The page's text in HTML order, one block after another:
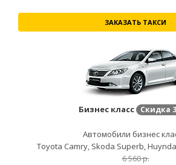
ЗАКАЗАТЬ ТАКСИ
Бизнес класс Скидка
Автомобили бизнес
Toyota Camry, Skoda Superb,
6 560 р.